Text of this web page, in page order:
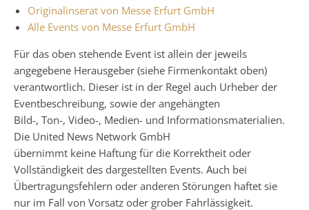
Originalinserat von Messe Erfurt GmbH
Alle Events von Messe Erfurt GmbH
Für das oben stehende Event ist allein der jeweils
angegebene Herausgeber (siehe Firmenkontakt oben)
verantwortlich. Dieser ist in der Regel auch Urheber der
Eventbeschreibung, sowie der angehängten
Bild-, Ton-, Video-, Medien- und Informationsmaterialien.
Die United News Network GmbH
übernimmt keine Haftung für die Korrektheit oder
Vollständigkeit des dargestellten Events. Auch bei
Übertragungsfehlern oder anderen Störungen haftet sie
nur im Fall von Vorsatz oder grober Fahrlässigkeit.